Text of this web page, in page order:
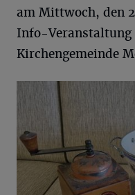
am Mittwoch, den
Info-Veranstaltung
Kirchengemeinde